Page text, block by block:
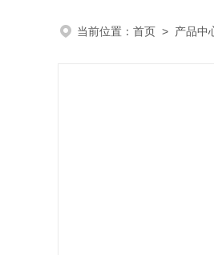
当前位置： 首页 > 产品中